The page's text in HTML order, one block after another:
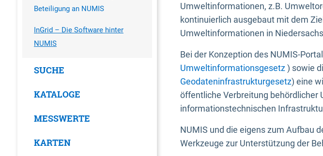
Beteiligung an NUMIS
InGrid – Die Software hinter
NUMIS
SUCHE
KATALOGE
MESSWERTE
KARTEN
Umweltinformationen, z.B.
kontinuierlich ausgebaut mit dem
Umweltinformationen in
Bei der Konzeption des NUMIS-
Umweltinformationsgesetz) sowie
Geodateninfrastrukturgesetz) eine
öffentliche Verbreitung
informationstechnischen
NUMIS und die eigens zum Aufbau
Werkzeuge zur Unterstützung der